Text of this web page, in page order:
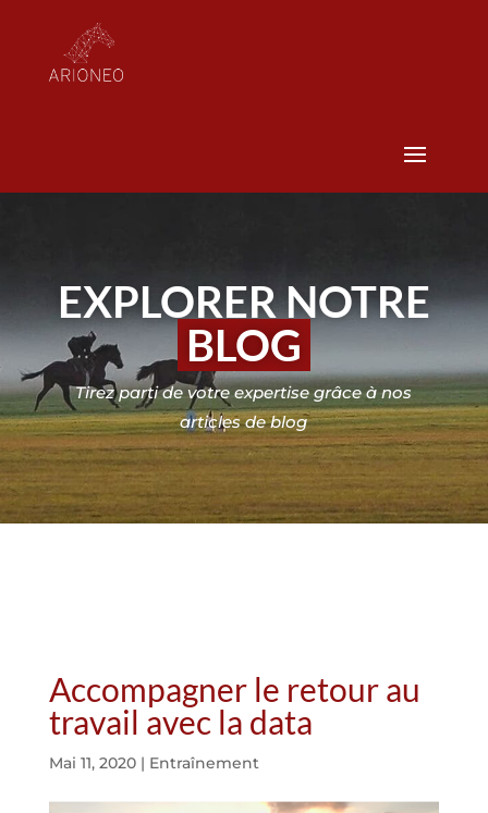
EXPLORER NOTRE
BLOG
Tirez parti de votre expertise grâce à nos
articles de blog
Accompagner le retour au
travail avec la data
Mai 11, 2020| Entraînement